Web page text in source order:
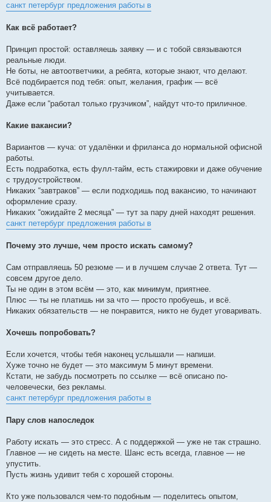
санкт петербург предложения работы в
Как всё работает?
Принцип простой: оставляешь заявку — и с тобой связываются
реальные люди.
Не боты, не автоответчики, а ребята, которые знают, что делают.
Всё подбирается под тебя: опыт, желания, график — всё
учитывается.
Даже если “работал только грузчиком”, найдут что-то приличное.
Какие вакансии?
Вариантов — куча: от удалёнки и фриланса до нормальной офисной
работы.
Есть подработка, есть фулл-тайм, есть стажировки и даже обучение
с трудоустройством.
Никаких “завтраков” — если подходишь под вакансию, то начинают
оформление сразу.
Никаких “ожидайте 2 месяца” — тут за пару дней находят решения.
санкт петербург предложения работы в
Почему это лучше, чем просто искать самому?
Сам отправляешь 50 резюме — и в лучшем случае 2 ответа. Тут —
совсем другое дело.
Ты не один в этом всём — это, как минимум, приятнее.
Плюс — ты не платишь ни за что — просто пробуешь, и всё.
Никаких обязательств — не понравится, никто не будет уговаривать.
Хочешь попробовать?
Если хочется, чтобы тебя наконец услышали — напиши.
Хуже точно не будет — это максимум 5 минут времени.
Кстати, не забудь посмотреть по ссылке — всё описано по-
человечески, без рекламы.
санкт петербург предложения работы в
Пару слов напоследок
Работу искать — это стресс. А с поддержкой — уже не так страшно.
Главное — не сидеть на месте. Шанс есть всегда, главное — не
упустить.
Пусть жизнь удивит тебя с хорошей стороны.
Кто уже пользовался чем-то подобным — поделитесь опытом,